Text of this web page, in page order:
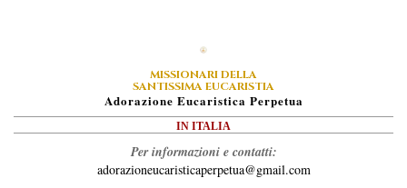
MISSIONARI DELLA
SANTISSIMA EUCARISTIA
ADorazione EUcaristica PErpetua
IN ITALIA
Per informazioni e contatti:
adorazioneucaristicaperpetua@gmail.com